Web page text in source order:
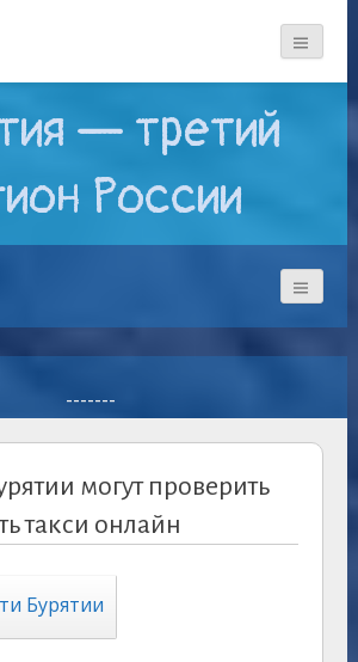
— третий
России
-------
могут проверить
такси онлайн
Бурятии